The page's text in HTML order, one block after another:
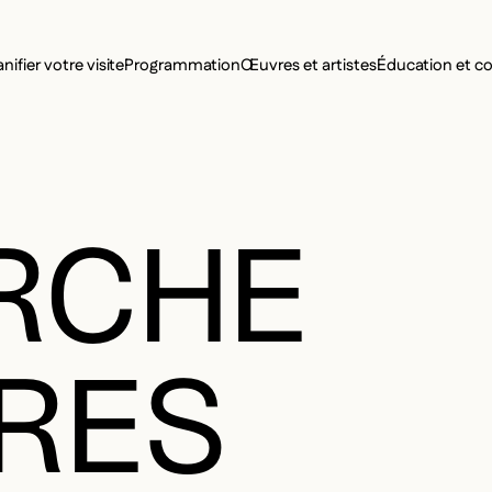
MENU
votre visiteProgrammationŒuvres et artistesÉducation et